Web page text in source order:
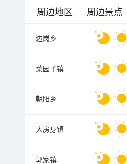
周边地区 周边景点
边岗乡
菜园子镇
朝阳乡
大房身镇
郭家镇